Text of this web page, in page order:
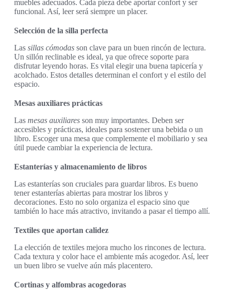
muebles adecuados. Cada pieza debe aportar confort y ser
funcional. Así, leer será siempre un placer.
Selección de la silla perfecta
Las sillas cómodas son clave para un buen rincón de lectura.
Un sillón reclinable es ideal, ya que ofrece soporte para
disfrutar leyendo horas. Es vital elegir una buena tapicería y
acolchado. Estos detalles determinan el confort y el estilo del
espacio.
Mesas auxiliares prácticas
Las mesas auxiliares son muy importantes. Deben ser
accesibles y prácticas, ideales para sostener una bebida o un
libro. Escoger una mesa que complemente el mobiliario y sea
útil puede cambiar la experiencia de lectura.
Estanterías y almacenamiento de libros
Las estanterías son cruciales para guardar libros. Es bueno
tener estanterías abiertas para mostrar los libros y
decoraciones. Esto no solo organiza el espacio sino que
también lo hace más atractivo, invitando a pasar el tiempo allí.
Textiles que aportan calidez
La elección de textiles mejora mucho los rincones de lectura.
Cada textura y color hace el ambiente más acogedor. Así, leer
un buen libro se vuelve aún más placentero.
Cortinas y alfombras acogedoras